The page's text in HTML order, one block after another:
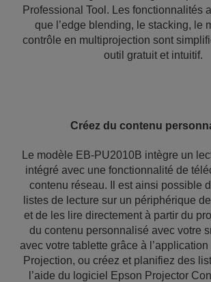
Professional Tool. Les fonctionnalités
que l’edge blending, le stacking, le
contrôle en multiprojection sont
outil gratuit et intuitif.
Créez du contenu
Le modèle EB-PU2010B intègre un
intégré avec une fonctionnalité de
contenu réseau. Il est ainsi possible
listes de lecture sur un périphérique
et de les lire directement à partir du
du contenu personnalisé avec votre
avec votre tablette grâce à
Projection, ou créez et planifiez des
l’aide du logiciel Epson Projector